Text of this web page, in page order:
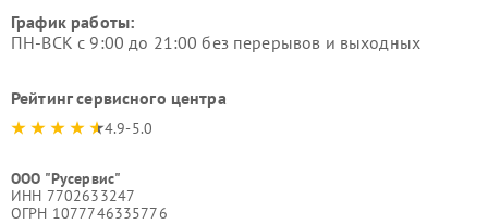
График работы:
ПН-ВСК с 9:00 до 21:00 без перерывов и выходных
Рейтинг сервисного центра
4.9-5.0
ООО "Русервис"
ИНН 7702633247
ОГРН 1077746335776